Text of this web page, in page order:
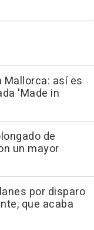
Mallorca: así es
'Made in
de
un mayor
por disparo
que acaba